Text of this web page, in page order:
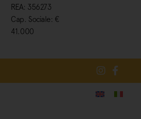
REA: 356273
Cap. Sociale: €
41.000